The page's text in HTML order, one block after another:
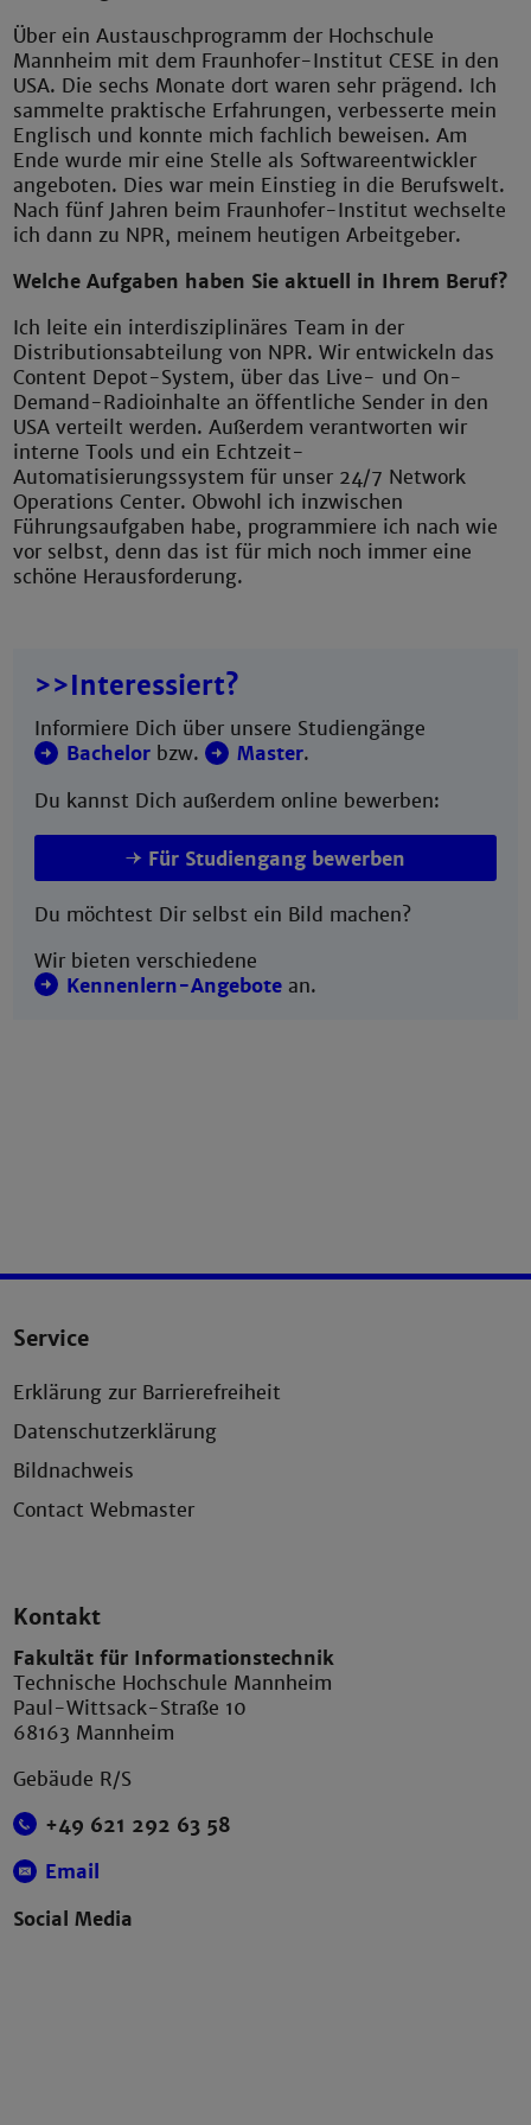
Über ein Austauschprogramm der Hochschule
Mannheim mit dem Fraunhofer-Institut CESE in den
USA. Die sechs Monate dort waren sehr prägend. Ich
sammelte praktische Erfahrungen, verbesserte mein
Englisch und konnte mich fachlich beweisen. Am
Ende wurde mir eine Stelle als Softwareentwickler
angeboten. Dies war mein Einstieg in die Berufswelt.
Nach fünf Jahren beim Fraunhofer-Institut wechselte
ich dann zu NPR, meinem heutigen Arbeitgeber.
Welche Aufgaben haben Sie aktuell in Ihrem Beruf?
Ich leite ein interdisziplinäres Team in der
Distributionsabteilung von NPR. Wir entwickeln das
Content Depot-System, über das Live- und On-
Demand-Radioinhalte an öffentliche Sender in den
USA verteilt werden. Außerdem verantworten wir
interne Tools und ein Echtzeit-
Automatisierungssystem für unser 24/7 Network
Operations Center. Obwohl ich inzwischen
Führungsaufgaben habe, programmiere ich nach wie
vor selbst, denn das ist für mich noch immer eine
schöne Herausforderung.
>>Interessiert?
Informiere Dich über unsere Studiengänge
Bachelor bzw. Master.
Du kannst Dich außerdem online bewerben:
Für Studiengang bewerben
Du möchtest Dir selbst ein Bild machen?
Wir bieten verschiedene
Kennenlern-Angebote an.
Service
Erklärung zur Barrierefreiheit
Datenschutzerklärung
Bildnachweis
Contact Webmaster
Kontakt
Fakultät für Informationstechnik
Technische Hochschule Mannheim
Paul-Wittsack-Straße 10
68163 Mannheim
Gebäude R/S
+49 621 292 63 58
Email
Social Media